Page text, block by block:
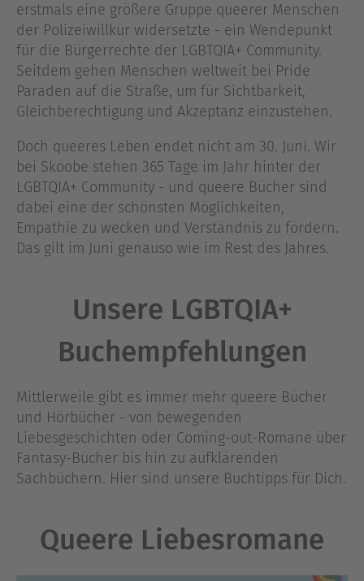
erstmals eine größere Gruppe queerer Menschen
der Polizeiwillkür widersetzte - ein Wendepunkt
für die Bürgerrechte der LGBTQIA+ Community.
Seitdem gehen Menschen weltweit bei Pride
Paraden auf die Straße, um für Sichtbarkeit,
Gleichberechtigung und Akzeptanz einzustehen.
Doch queeres Leben endet nicht am 30. Juni. Wir
bei Skoobe stehen 365 Tage im Jahr hinter der
LGBTQIA+ Community - und queere Bücher sind
dabei eine der schönsten Möglichkeiten,
Empathie zu wecken und Verständnis zu fördern.
Das gilt im Juni genauso wie im Rest des Jahres.
Unsere LGBTQIA+
Buchempfehlungen
Mittlerweile gibt es immer mehr queere Bücher
und Hörbücher - von bewegenden
Liebesgeschichten oder Coming-out-Romane über
Fantasy-Bücher bis hin zu aufklärenden
Sachbüchern. Hier sind unsere Buchtipps für Dich.
Queere Liebesromane